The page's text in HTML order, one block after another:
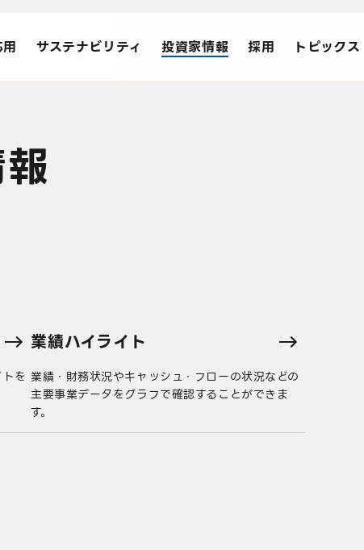
サステナビリティ 投資家情報 採用 トピックス
を
業績ハイライト
業績・財務状況やキャッシュ・フローの状況などの
主要事業データをグラフで確認することができま
す。